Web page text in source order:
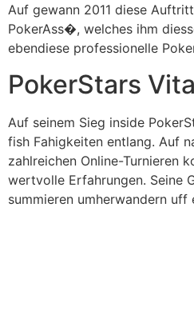
Auf gewann 2011 diese
PokerAss�, welches ihm
ebendiese professionelle
PokerStars Vita
Auf seinem Sieg inside
fish Fahigkeiten entlang. Auf
zahlreichen Online-Turnieren
wertvolle Erfahrungen. Seine
summieren umherwandern